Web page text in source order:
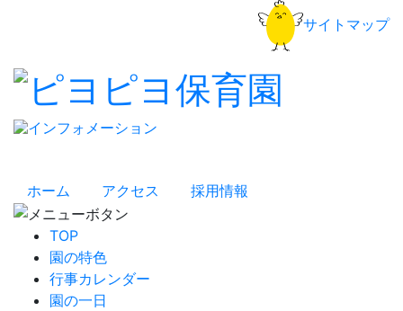
サイトマップ
ホーム アクセス 採用情報
TOP
園の特色
行事カレンダー
園の一日